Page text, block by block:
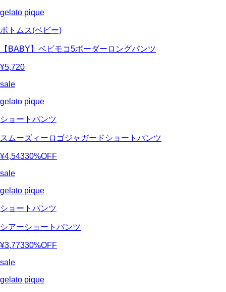
gelato pique
ボトムス(ベビー)
【BABY】ベビモコ5ボーダーロングパンツ
¥5,720
sale
gelato pique
ショートパンツ
スムーズィーロゴジャガードショートパンツ
¥4,54330%OFF
sale
gelato pique
ショートパンツ
シアーショートパンツ
¥3,77330%OFF
sale
gelato pique